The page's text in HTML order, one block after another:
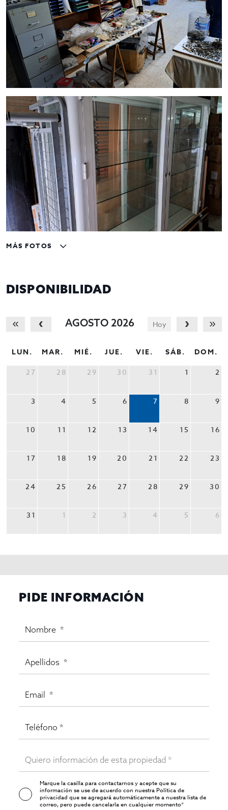
MÁS FOTOS
DISPONIBILIDAD
Hoy
AGOSTO 2026
LUN. MAR. MIÉ. JUE. VIE. SÁB. DOM.
27 28 29 30 31 1 2
3 4 5 6 7 8 9
10 11 12 13 14 15 16
17 18 19 20 21 22 23
24 25 26 27 28 29 30
31 1 2 3 4 5 6
PIDE INFORMACIÓN
Marque la casilla para contactarnos y acepte que su
información se use de acuerdo con nuestraPolítica de
privacidadque se agregará automáticamente a nuestra lista de
correo, pero puede cancelarla en cualquier momento*